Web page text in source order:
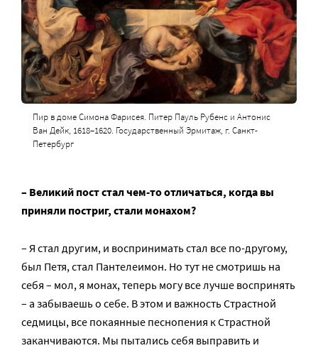
Пир в доме Симона Фарисея. Питер Пауль Рубенс и Антонис
Ван Дейк, 1618–1620. Государственный Эрмитаж, г. Санкт-
Петербург
– Великий пост стал чем-то отличаться, когда вы
приняли постриг, стали монахом?
– Я стал другим, и воспринимать стал все по-другому,
был Петя, стал Пантелеимон. Но тут не смотришь на
себя – мол, я монах, теперь могу все лучше воспринять
– а забываешь о себе. В этом и важность Страстной
седмицы, все покаянные песнопения к Страстной
заканчиваются. Мы пытались себя выправить и